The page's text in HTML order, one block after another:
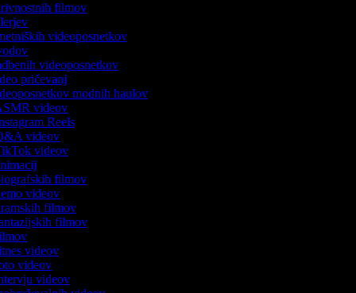
filmov
videoposnetkov
videoposnetkov
pričevanj
modnih haulov
videov
Reels
videov
videov
filmov
videov
filmov
filmov
videov
videov
videov